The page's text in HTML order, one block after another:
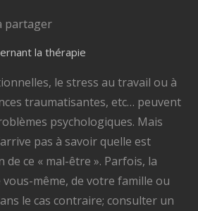
partager
la thérapie
le stress au travail ou à
traumatisantes, etc… peuvent
psychologiques. Mais
pas à savoir quelle est
ce « mal-être ». Parfois, la
même, de votre famille ou
le cas contraire; consulter un